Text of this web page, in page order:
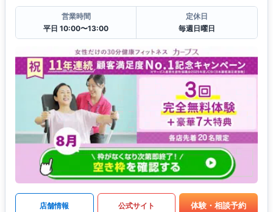
営業時間
平日 10:00〜13:00
定休日
毎週日曜日
店舗情報 公式サイト 体験・相談予約